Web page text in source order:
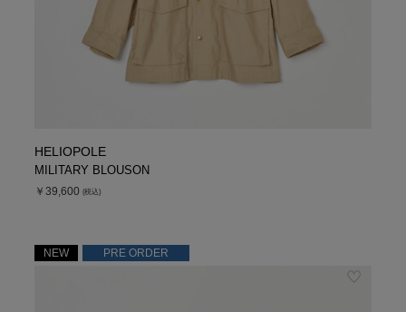
HELIOPOLE
MILITARY BLOUSON
￥39,600 (税込)
NEW PRE ORDER